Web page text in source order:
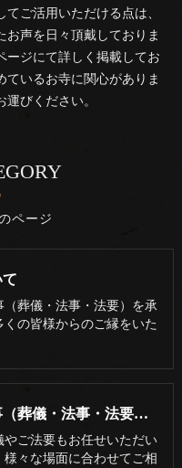
ご活用いただける点は、
お声を日々頂戴しておりま
ージにて詳しく掲載してお
ているお寺に関心がありま
びください。
ページ
（葬儀・法事・法要）を承
くの皆様からのご縁をいた
岐阜市の仏事（葬儀・法事・法要）･浄土真宗本願寺派 志賀山 妙徳寺の評判
やご法要もお任せいただい
様々な場面に合わせてご相